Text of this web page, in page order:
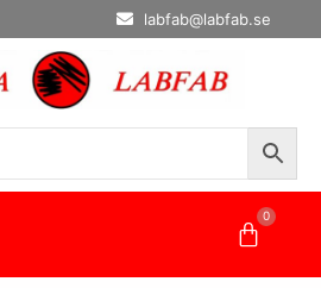
labfab@labfab.se
0